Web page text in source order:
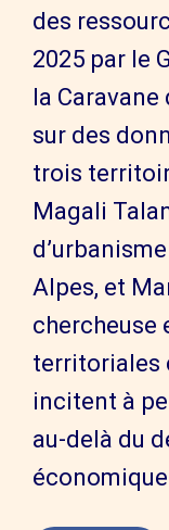
des
2025 par le
la Caravane
sur des
trois
Magali
Alpes, et
chercheuse
territoriales
incitent à
au-delà du